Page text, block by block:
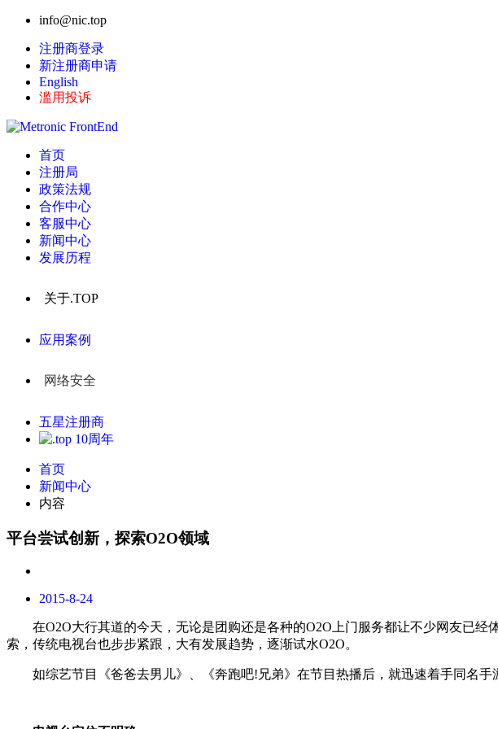
info@nic.top
注册商登录
新注册商申请
English
滥用投诉
首页
注册局
政策法规
合作中心
客服中心
新闻中心
发展历程
关于.TOP
应用案例
网络安全
五星注册商
首页
新闻中心
内容
平台尝试创新，探索O2O领域
2015-8-24
在O2O大行其道的今天，无论是团购还是各种的O2O上门服务都让不少网友已经
索，传统电视台也步步紧跟，大有发展趋势，逐渐试水O2O。
如综艺节目《爸爸去男儿》、《奔跑吧! 兄弟》在节目热播后，就迅速着手同名